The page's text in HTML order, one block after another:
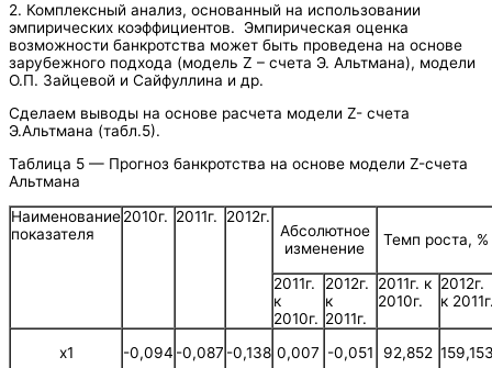
2. Комплексный анализ, основанный на использовании
эмпирических коэффициентов. Эмпирическая оценка
возможности банкротства может быть проведена на основе
зарубежного подхода (модель Z – счета Э. Альтмана), модели
О.П. Зайцевой и Сайфуллина и др.
Сделаем выводы на основе расчета модели Z- счета
Э.Альтмана (табл.5).
Таблица 5 — Прогноз банкротства на основе модели Z-счета
Альтмана
Наименование
показателя
2010г. 2011г.
2012г.
Абсолютное
изменение
Темп роста, %
2011г.
к
2010г.
2012г.
к
2011г.
2011г. к
2010г.
2012г.
к
х1 -0,094 -0,087 -0,138 0,007 -0,051 92,852